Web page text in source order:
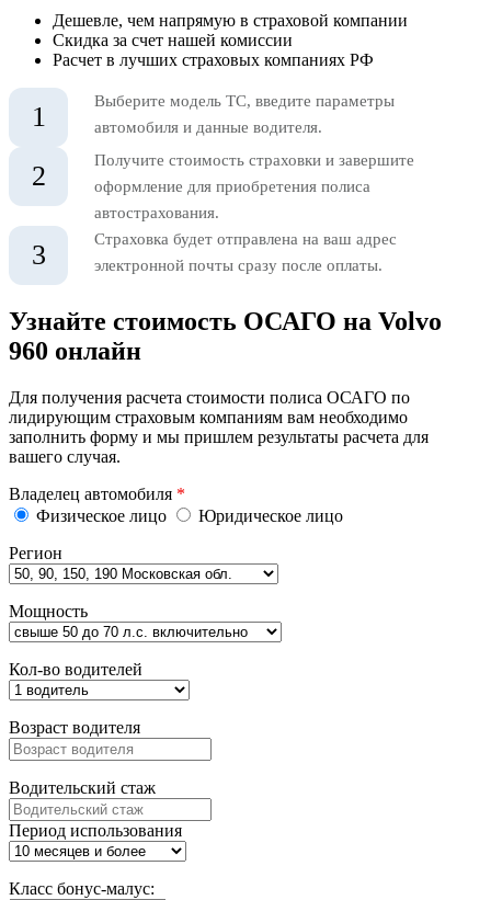
Дешевле, чем напрямую в страховой компании
Скидка за счет нашей комиссии
Расчет в лучших страховых компаниях РФ
1
Выберите модель ТС, введите параметры
автомобиля и данные водителя.
2
Получите стоимость страховки и завершите
оформление для приобретения полиса
автострахования.
3
Страховка будет отправлена на ваш адрес
электронной почты сразу после оплаты.
Узнайте стоимость ОСАГО на Volvo
960 онлайн
Для получения расчета стоимости полиса ОСАГО по
лидирующим страховым компаниям вам необходимо
заполнить форму и мы пришлем результаты расчета для
вашего случая.
Владелец автомобиля *
Физическое лицо
Юридическое лицо
Регион
Мощность
Кол-во водителей
Возраст водителя
Водительский стаж
Период использования
Класс бонус-малус: